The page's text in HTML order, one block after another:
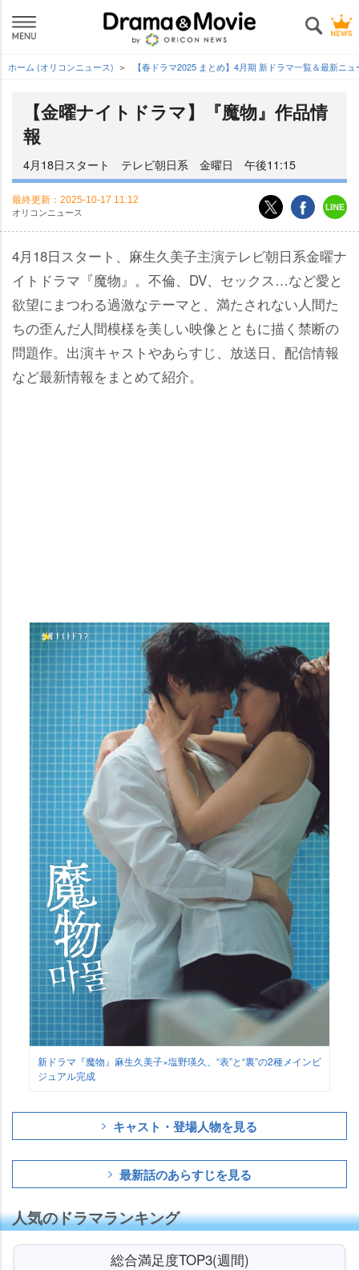
ホーム (オリコンニュース) 【春ドラマ2025 まとめ】4月期 新ドラマ一覧＆最新ニ
【金曜ナイトドラマ】『魔物』作品情
報
4月18日スタート テレビ朝日系 金曜日 午後11:15
最終更新： 2025-10-17 11:12
オリコンニュース
4月18日スタート、麻生久美子主演テレビ朝日系金曜ナ
イトドラマ『魔物』。不倫、DV、セックス…など愛と
欲望にまつわる過激なテーマと、満たされない人間た
ちの歪んだ人間模様を美しい映像とともに描く禁断の
問題作。出演キャストやあらすじ、放送日、配信情報
など最新情報をまとめて紹介。
新ドラマ『魔物』麻生久美子×塩野瑛久、“表”と“裏”の2種メインビ
ジュアル完成
キャスト・登場人物を見る
最新話のあらすじを見る
人気のドラマランキング
総合満足度TOP3(週間)